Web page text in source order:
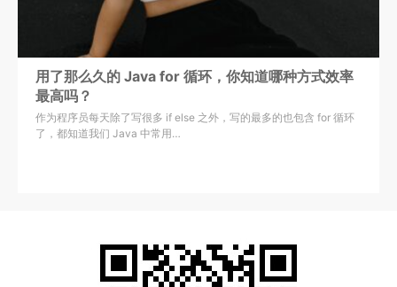
用了那么久的 Java for 循环，你知道哪种方式效率
最高吗？
作为程序员每天除了写很多 if else 之外，写的最多的也包含 for 循环
了，都知道我们 Java 中常用…